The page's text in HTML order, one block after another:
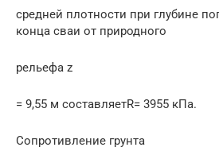
средней плотности при глубине
конца сваи от природного
рельефа z
= 9,55 м составляетR= 3955 кПа.
Сопротивление грунта